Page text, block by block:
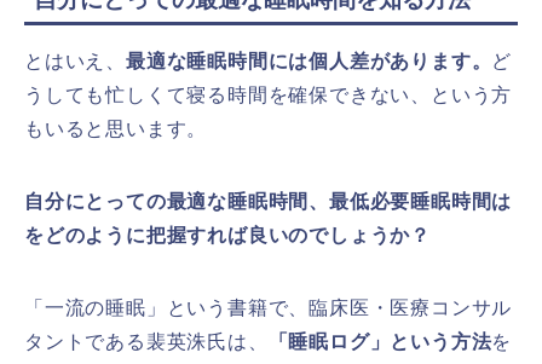
とはいえ、 最適な睡眠時間には個人差があります。 ど
うしても忙しくて寝る時間を確保できない、という方
もいると思います。
自分にとっての最適な睡眠時間、最低必要睡眠時間は
をどのように把握すれば良いのでしょうか？
「一流の睡眠」という書籍で、臨床医・医療コンサル
タントである裴英洙氏は、
「睡眠ログ」という方法を